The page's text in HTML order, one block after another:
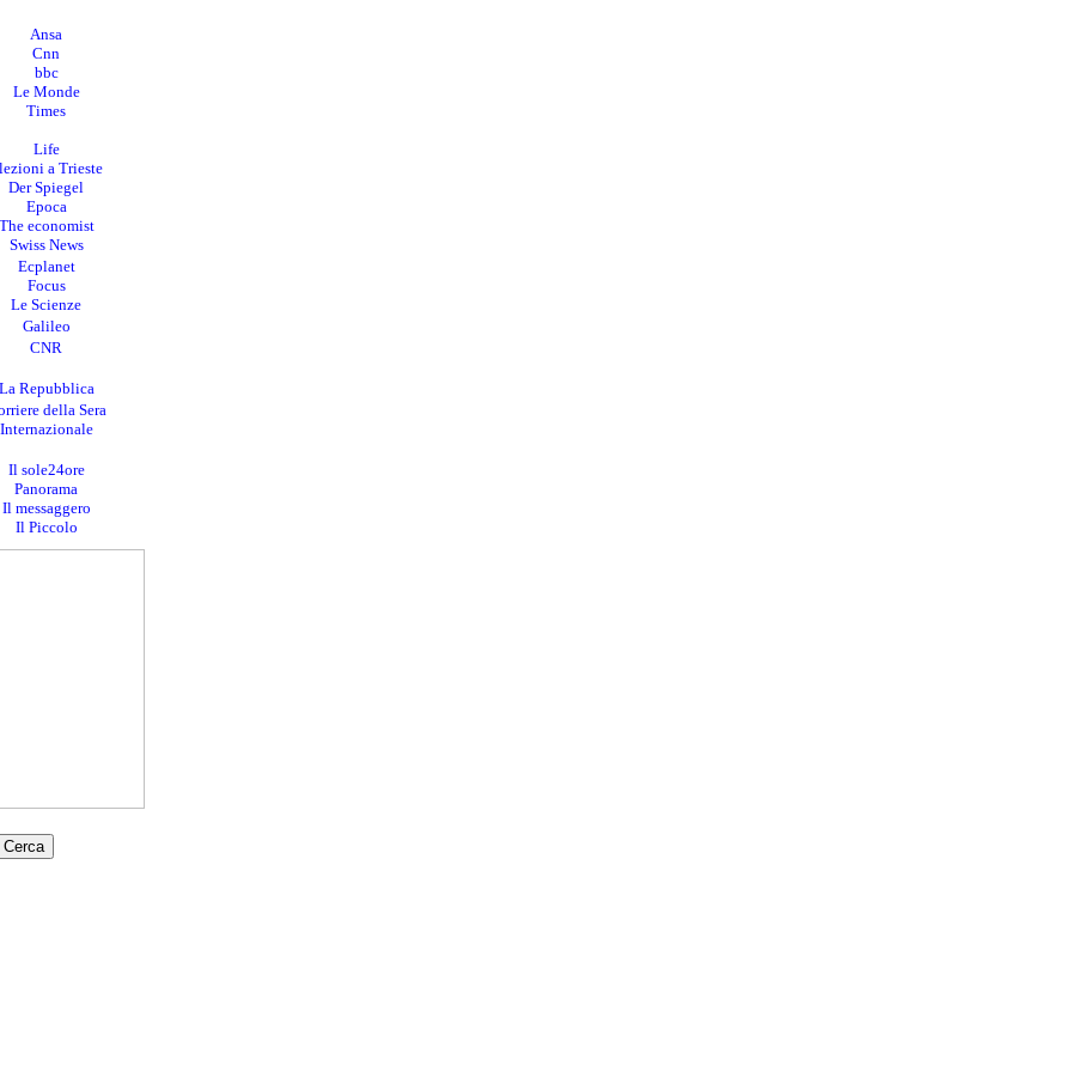
Ansa
Cnn
bbc
Le Monde
Times
Life
a Trieste
Der Spiegel
Epoca
economist
Swiss News
Ecplanet
Focus
Le Scienze
Galileo
CNR
Repubblica
della Sera
Internazionale
Il sole24ore
Panorama
Il messaggero
Il Piccolo